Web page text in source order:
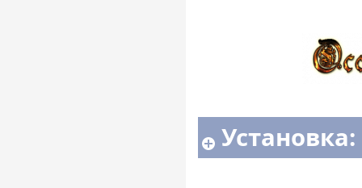
Установка: